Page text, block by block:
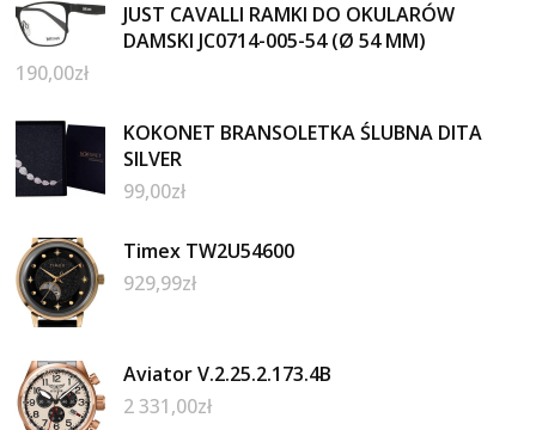
JUST CAVALLI RAMKI DO OKULARÓW
DAMSKI JC0714-005-54 (Ø 54 MM)
190,00zł
KOKONET BRANSOLETKA ŚLUBNA DITA
SILVER
99,00zł
Timex TW2U54600
929,99zł
Aviator V.2.25.2.173.4B
2 331,00zł